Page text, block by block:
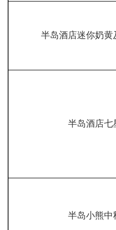
半岛酒店迷你奶黄
半岛酒店七
半岛小熊中